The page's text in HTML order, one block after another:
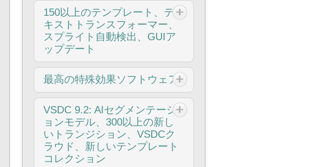
に、共有する新機能と拡張があります！
て、さらにエキサイティングな革新の基盤
を築いています！ 強化されたエフェクト
管理、100以上の背景テンプレート、合理
化された編集 更新には、改良されたテキ
果、新しいカラーグレーディングの機会、
より使いやすいテンプレートのプレビュー
に、特別なホリデーギフトをご用意しまし
た。無料とプレミアムの両方のクリスマス
テーマの背景を特集した、祝祭感溢れるテ
ンプレートコレクションです。これらであ
なたの動画に魔法を加え、また、すべての
こんにちは、シアトル在住の旅行ビデオグ
ラファー、マティア・ワートンです。3年
間も、動画に醜い透かし（ウォーターマー
ク）を入れてくる編集ソフトに悩まされて
りました。このサブスクリプション不要の
無料編集ソフトは、私のワークフローを完
トや煩わしい制限なしに、必要な全ての必
須編集ツールを提供できるかをご紹介しま
す。 私のチャンネルをほぼ終わらせた透
かしの罠 私のアリゾナ砂漠のVlogを覚え
ていますか？人気の無料編集ソフトで夕焼
150以上のテンプレート、テ
キストトランスフォーマー、
スプライト自動検出、GUIア
ップデート
変化は改善に関するものであり、このプロ
セスはあなたのご意見なしでは実現できま
せんでした。あなたのフィードバックを慎
重に確認した結果、いくつかの重要な問題
に対処し、編集体験を向上させるために設
計されたアップデートを導入しました。
150以上のテンプレート、テキストトラン
スフォーマー、スプライト自動検出、GUI
最高の特殊効果ソフトウェア
イントロ 2024年、ビジュアルエフェクト
を作成するためのオプションの範囲は非常
に多様化しており、トップの選択肢を特定
することがますます困難になっています。
ここでは、プロジェクトに独自性を加える
VSDC 9.2: AIセグメンテーシ
ョンモデル、300以上の新し
いトランジション、VSDCク
ラウド、新しいテンプレート
コレクション